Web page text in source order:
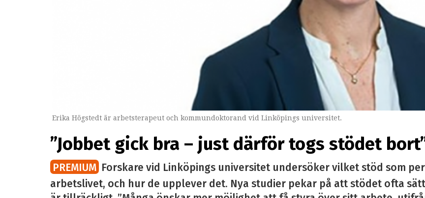
Erika Högstedt är arbetsterapeut och kommundoktorand vid Linköpings universitet.
”Jobbet gick bra – just därför togs stödet
PREMIUM Forskare vid Linköpings universitet undersöker vilket stöd som
arbetslivet, och hur de upplever det. Nya studier pekar på att stödet ofta